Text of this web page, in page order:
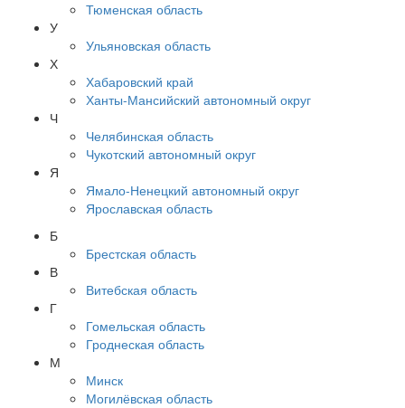
Тюменская область
У
Ульяновская область
Х
Хабаровский край
Ханты-Мансийский автономный округ
Ч
Челябинская область
Чукотский автономный округ
Я
Ямало-Ненецкий автономный округ
Ярославская область
Б
Брестская область
В
Витебская область
Г
Гомельская область
Гроднеская область
М
Минск
Могилёвская область